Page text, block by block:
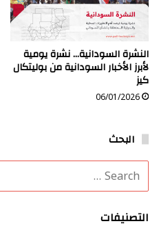
النشرة السودانية… نشرة يومية
لأبرز الأخبار السودانية من بوليتكال
كيز
06/01/2026
البحث
التصنيفات